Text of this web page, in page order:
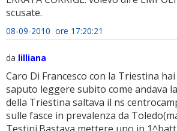
scusate.
08-09-2010 ore 17:20:21
da lilliana
Caro Di Francesco con la Triestina
saputo leggere subito come andava
della Triestina saltava il ns
sulle fasce in prevalenza da